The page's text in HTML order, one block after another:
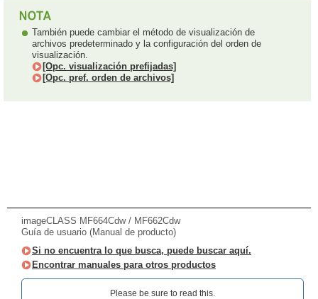
También puede cambiar el método de visualización de
archivos predeterminado y la configuración del orden de
visualización.
[Opc. visualización prefijadas]
[Opc. pref. orden de archivos]
imageCLASS MF664Cdw / MF662Cdw
Guía de usuario (Manual de producto)
Si no encuentra lo que busca, puede buscar aquí.
Encontrar manuales para otros productos
Please be sure to read this.‎